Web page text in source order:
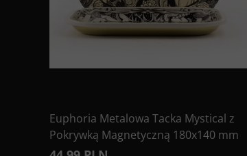
Euphoria Metalowa Tacka Mystical z
Pokrywką Magnetyczną 180x140 mm